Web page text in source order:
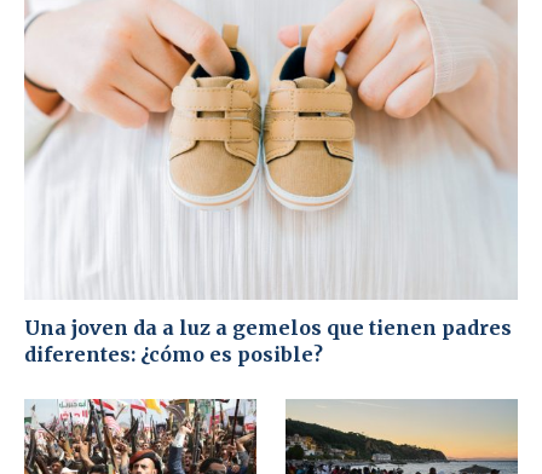
Una joven da a luz a gemelos que tienen padres
diferentes: ¿cómo es posible?